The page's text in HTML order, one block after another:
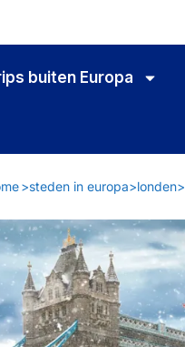
buiten Europa
>steden in europa>londen>